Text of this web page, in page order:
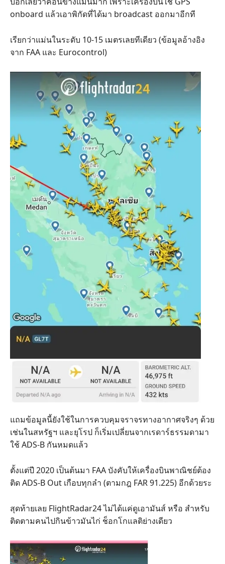
onboard แล้วเอาพิกัดที่ได้มา broadcast ออกมาอีกที
เรียกว่าแม่นในระดับ 10-15 เมตรเลยทีเดียว (ข้อมูลอ้างอิง
จาก FAA และ Eurocontrol)
แถมข้อมูลนี้ยังใช้ในการควบคุมจราจรทางอากาศจริงๆ ด้วย
เช่นในสหรัฐฯ และยุโรป ก็เริ่มเปลี่ยนจากเรดาร์ธรรมดามา
ใช้ ADS-B กันหมดแล้ว
ตั้งแต่ปี 2020 เป็นต้นมา FAA บังคับให้เครื่องบินพาณิชย์ต้อง
ติด ADS-B Out เกือบทุกลำ (ตามกฎ FAR 91.225) อีกด้วยระ
สุดท้ายเลย FlightRadar24 ไม่ได้แค่ดูเอามันส์ หรือ สำหรับ
ติดตามคนไปกินข้าวมันไก่ ช็อกโกแลติย่างเดียว